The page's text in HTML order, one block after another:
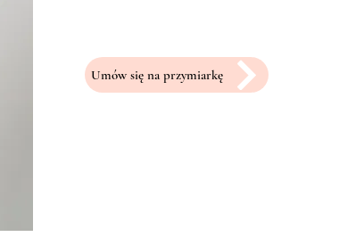
Umów się na przymiarkę